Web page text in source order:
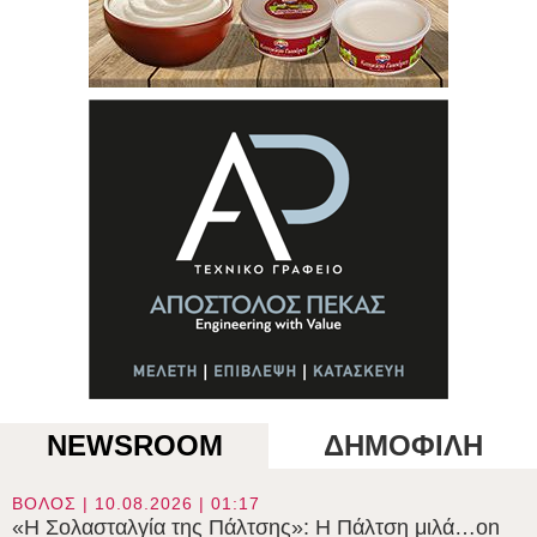
NEWSROOM ΔΗΜΟΦΙΛΗ
ΒΟΛΟΣ | 10.08.2026 | 01:17
«Η Σολασταλγία της Πάλτσης»: Η Πάλτση μιλά…on